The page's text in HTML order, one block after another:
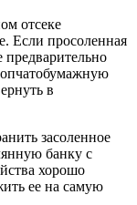
отсеке
Если просоленная
предварительно
в
засоленное
банку с
хорошо
ее на самую